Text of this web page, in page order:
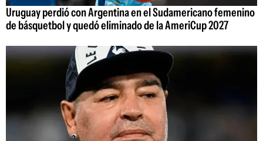
Uruguay perdió con Argentina en el Sudamericano femenino
de básquetbol y quedó eliminado de la AmeriCup 2027